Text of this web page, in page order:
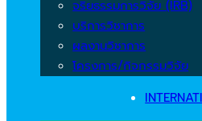
จริยธรรมการวิจัย (IRB)
บริการวิชาการ
ผลงานวิชาการ
โครงการ/กิจกรรมวิจัย